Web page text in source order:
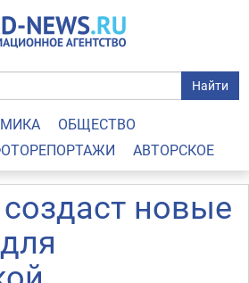
Найти
ОБЩЕСТВО
АВТОРСКОЕ
новые